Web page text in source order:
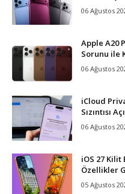
06 Ağustos
Apple A20
Sorunu ile
06 Ağustos
iCloud
Sızıntısı
06 Ağustos
iOS 27 Kilit
Özellikler
05 Ağustos